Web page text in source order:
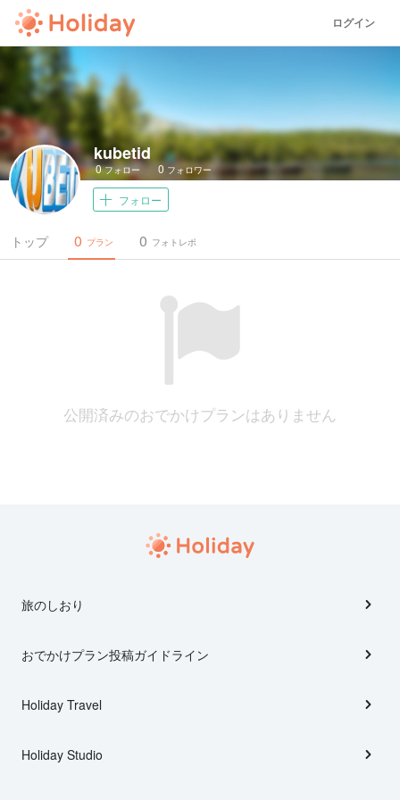
ログイン
kubetid
0フォロー 0 フォロワー
フォロー
トップ プラン
0 フォトレポ
0
公開済みのおでかけプランはありません
旅のしおり
おでかけプラン投稿ガイドライン
Holiday Travel
Holiday Studio